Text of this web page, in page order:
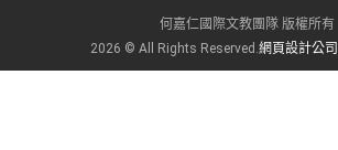
何嘉仁國際文教團隊 版權所有
2026 © All Rights Reserved. 網頁設計公司